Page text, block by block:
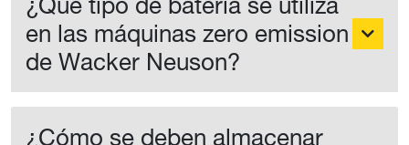
¿Qué tipo de batería se utiliza
en las máquinas zero emission
de Wacker Neuson?